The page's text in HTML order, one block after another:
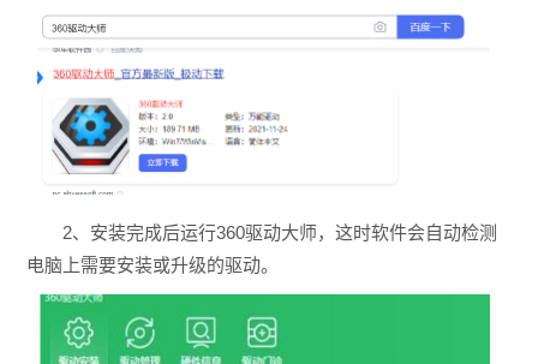
2、安装完成后运行360驱动大师，这时软件会自动检测
电脑上需要安装或升级的驱动。